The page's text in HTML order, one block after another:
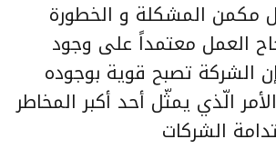
مكمن المشكلة و الخطورة
العمل معتمداً على وجود
تصبح قوية بوجوده
الّذي يمثّل أحد أكبر المخاطر